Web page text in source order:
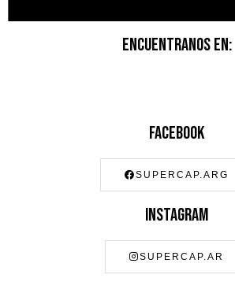
Encuentranos en:
Facebook
SUPERCAP.ARG
Instagram
SUPERCAP.AR